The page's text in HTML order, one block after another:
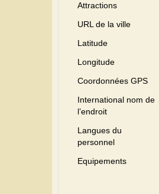
Attractions
URL de la ville
Latitude
Longitude
Coordonnées GPS
International nom de
l’endroit
Langues du
personnel
Equipements